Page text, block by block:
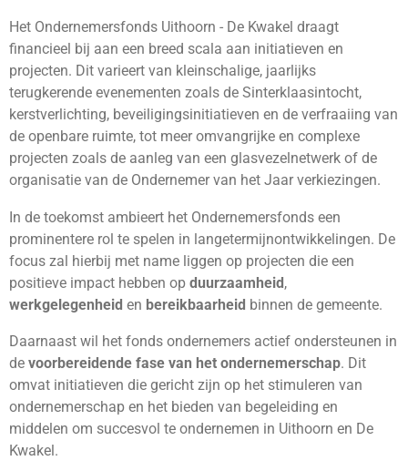
Het Ondernemersfonds Uithoorn - De Kwakel draagt
financieel bij aan een breed scala aan initiatieven en
projecten. Dit varieert van kleinschalige, jaarlijks
terugkerende evenementen zoals de Sinterklaasintocht,
kerstverlichting, beveiligingsinitiatieven en de verfraaiing van
de openbare ruimte, tot meer omvangrijke en complexe
projecten zoals de aanleg van een glasvezelnetwerk of de
organisatie van de Ondernemer van het Jaar verkiezingen.
In de toekomst ambieert het Ondernemersfonds een
prominentere rol te spelen in langetermijnontwikkelingen. De
focus zal hierbij met name liggen op projecten die een
positieve impact hebben op duurzaamheid,
werkgelegenheid en bereikbaarheid binnen de gemeente.
Daarnaast wil het fonds ondernemers actief ondersteunen in
de voorbereidende fase van het ondernemerschap. Dit
omvat initiatieven die gericht zijn op het stimuleren van
ondernemerschap en het bieden van begeleiding en
middelen om succesvol te ondernemen in Uithoorn en De
Kwakel.